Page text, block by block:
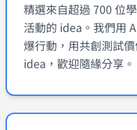
精選來自超過 700 位
活動的 idea。我們用
爆行動，用共創測試
idea，歡迎隨緣分享。